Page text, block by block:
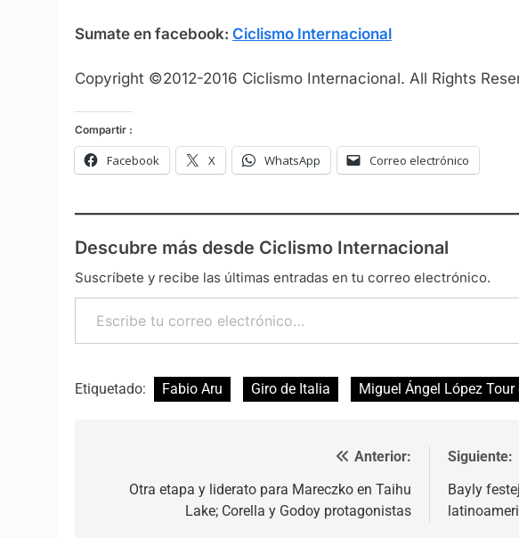
Sumate en facebook: Ciclismo Internacional
Copyright ©2012-2016 Ciclismo Internacional. All Rights
Compartir :
Facebook X WhatsApp Correo electrónico
Descubre más desde Ciclismo Internacional
Suscríbete y recibe las últimas entradas en tu correo electrónico.
Escribe tu correo electrónico…
Etiquetado: Fabio Aru Giro de Italia Miguel Ángel López
Anterior:
Otra etapa y liderato para Mareczko en Taihu
Lake; Corella y Godoy protagonistas
Siguiente:
Bayly